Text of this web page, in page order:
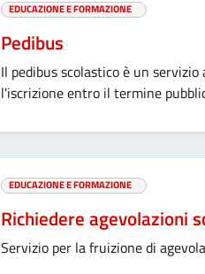
EDUCAZIONE E FORMAZIONE
Pedibus
Il pedibus scolastico è un
l'iscrizione entro il termine
EDUCAZIONE E FORMAZIONE
Richiedere agevolazioni
Servizio per la fruizione di